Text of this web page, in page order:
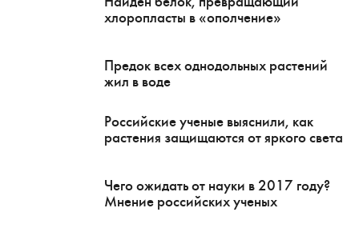
хлоропласты в «ополчение»
Предок всех однодольных растений
жил в воде
Российские ученые выяснили, как
растения защищаются от яркого света
Чего ожидать от науки в 2017 году?
Мнение российских ученых